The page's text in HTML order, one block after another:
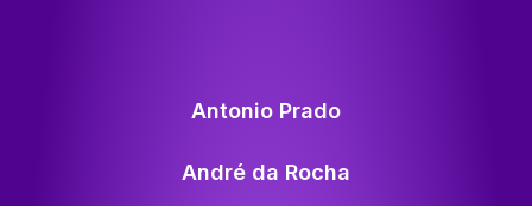
Antonio Prado
André da Rocha